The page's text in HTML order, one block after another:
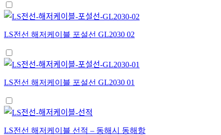
LS전선 해저케이블 포설선 GL2030 02
LS전선 해저케이블 포설선 GL2030 01
LS전선 해저케이블 선적 – 동해시 동해항